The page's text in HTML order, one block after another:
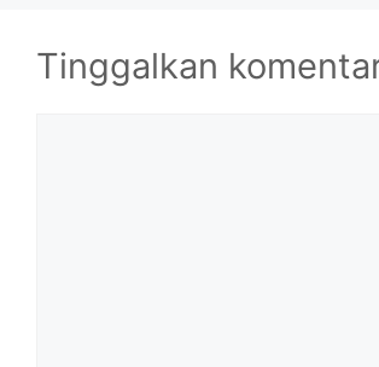
Tinggalkan